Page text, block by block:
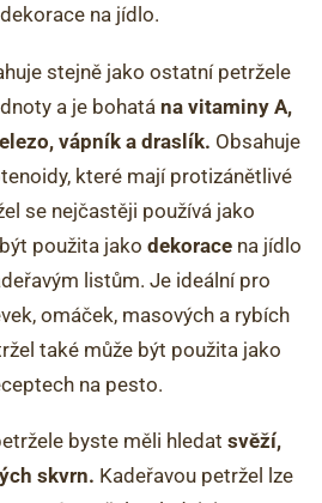
na jídlo.
stejně jako ostatní petržele
a je bohatá na vitaminy A,
vápník a draslík. Obsahuje
které mají protizánětlivé
se nejčastěji používá jako
použita jako dekorace na jídlo
listům. Je ideální pro
omáček, masových a rybích
také může být použita jako
na pesto.
byste měli hledat svěží,
skvrn. Kadeřavou petržel lze